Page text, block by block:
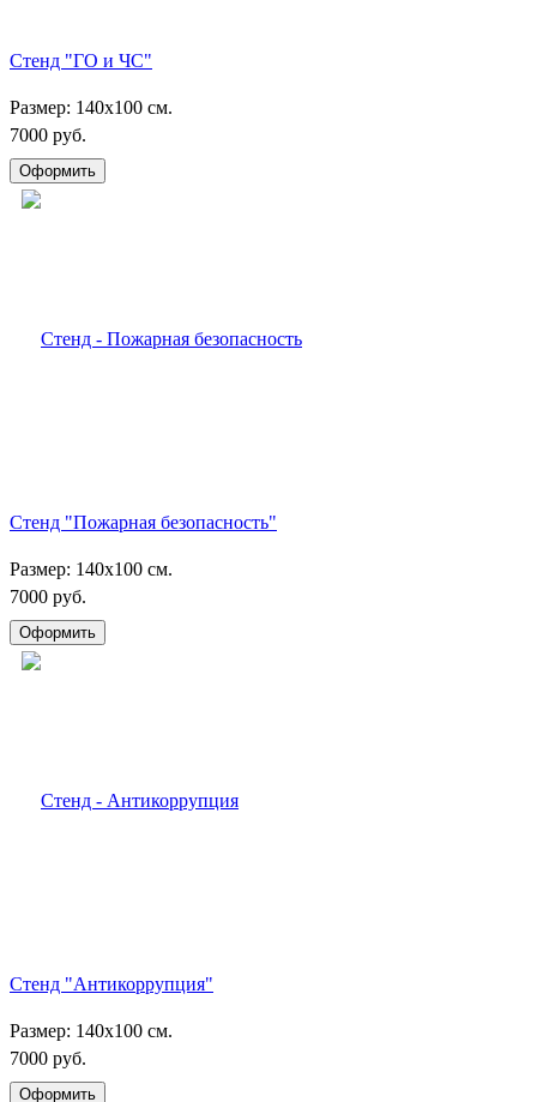
Стенд "ГО и ЧС"
Размер: 140х100 см.
7000 руб.
Стенд "Пожарная безопасность"
Размер: 140х100 см.
7000 руб.
Стенд "Антикоррупция"
Размер: 140х100 см.
7000 руб.